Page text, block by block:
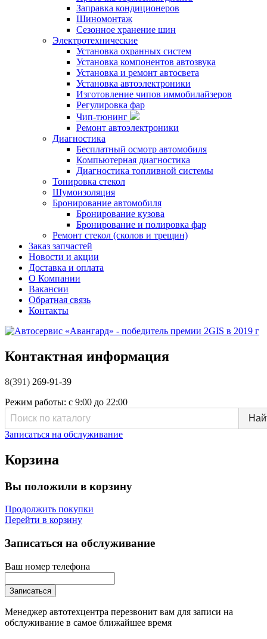
Заправка кондиционеров
Шиномонтаж
Сезонное хранение шин
Электротехнические
Установка охранных систем
Установка компонентов автозвука
Установка и ремонт автосвета
Установка автоэлектроники
Изготовление чипов иммобилайзеров
Регулировка фар
Чип-тюнинг
Ремонт автоэлектроники
Диагностика
Бесплатный осмотр автомобиля
Компьютерная диагностика
Диагностика топливной системы
Тонировка стекол
Шумоизоляция
Бронирование автомобиля
Бронирование кузова
Бронирование и полировка фар
Ремонт стекол (сколов и трещин)
Заказ запчастей
Новости и акции
Доставка и оплата
О Компании
Вакансии
Обратная связь
Контакты
Контактная информация
8(391) 269-91-39
Режим работы: с 9:00 до 22:00
Записаться на обслуживание
Корзина
Вы положили в корзину
Продолжить покупки
Перейти в корзину
Записаться на обслуживание
Ваш номер телефона
Записаться
Менеджер автотехцентра перезвонит вам для записи на
обслуживание в самое ближайшее время